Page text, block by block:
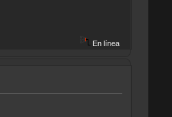
En línea